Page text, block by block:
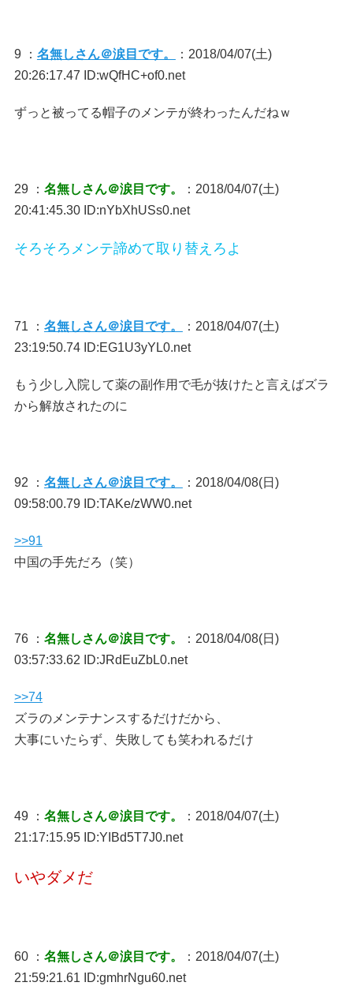
9 ： 名無しさん＠涙目です。
：2018/04/07(土)
20:26:17.47 ID:wQfHC+of0.net
ずっと被ってる帽子のメンテが終わったんだねｗ
29 ： 名無しさん＠涙目です。
：2018/04/07(土)
20:41:45.30 ID:nYbXhUSs0.net
そろそろメンテ諦めて取り替えろよ
71 ： 名無しさん＠涙目です。
：2018/04/07(土)
23:19:50.74 ID:EG1U3yYL0.net
もう少し入院して薬の副作用で毛が抜けたと言えばズラ
から解放されたのに
92 ： 名無しさん＠涙目です。
：2018/04/08(日)
09:58:00.79 ID:TAKe/zWW0.net
>>91
中国の手先だろ（笑）
76 ： 名無しさん＠涙目です。
：2018/04/08(日)
03:57:33.62 ID:JRdEuZbL0.net
>>74
ズラのメンテナンスするだけだから、
大事にいたらず、失敗しても笑われるだけ
49 ： 名無しさん＠涙目です。
：2018/04/07(土)
21:17:15.95 ID:YIBd5T7J0.net
いやダメだ
60 ： 名無しさん＠涙目です。
：2018/04/07(土)
21:59:21.61 ID:gmhrNgu60.net